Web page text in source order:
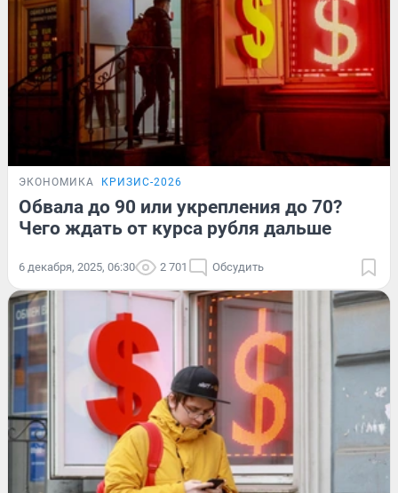
ЭКОНОМИКА КРИЗИС-2026
Обвала до 90 или укрепления до 70?
Чего ждать от курса рубля дальше
6 декабря, 2025, 06:30 2 701 Обсудить